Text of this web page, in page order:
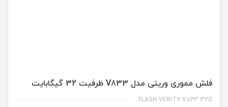
فلش مموری وریتی مدل V833 ظرفیت 32 گیگابایت
FLASH VERITY V833 32G